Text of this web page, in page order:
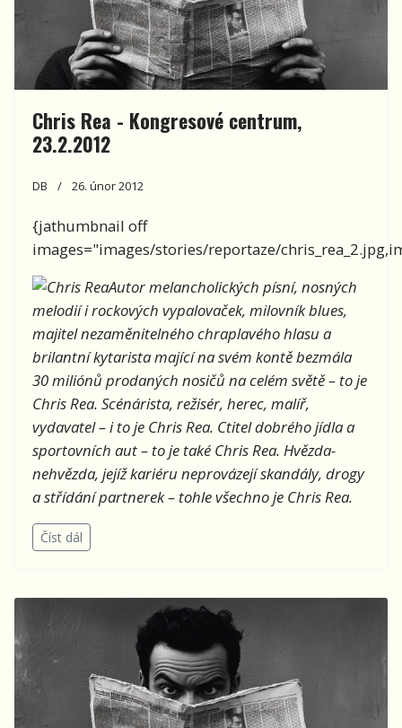
Chris Rea - Kongresové centrum,
23.2.2012
DB 26. únor 2012
{jathumbnail off
images="images/stories/reportaze/
Autor melancholických písní, nosných
melodií i rockových vypalovaček, milovník blues,
majitel nezaměnitelného chraplavého hlasu a
brilantní kytarista mající na svém kontě bezmála
30 miliónů prodaných nosičů na celém světě – to je
Chris Rea. Scénárista, režisér, herec, malíř,
vydavatel – i to je Chris Rea. Ctitel dobrého jídla a
sportovních aut – to je také Chris Rea. Hvězda-
nehvězda, jejíž kariéru neprovázejí skandály, drogy
a střídání partnerek – tohle všechno je Chris Rea.
Číst dál